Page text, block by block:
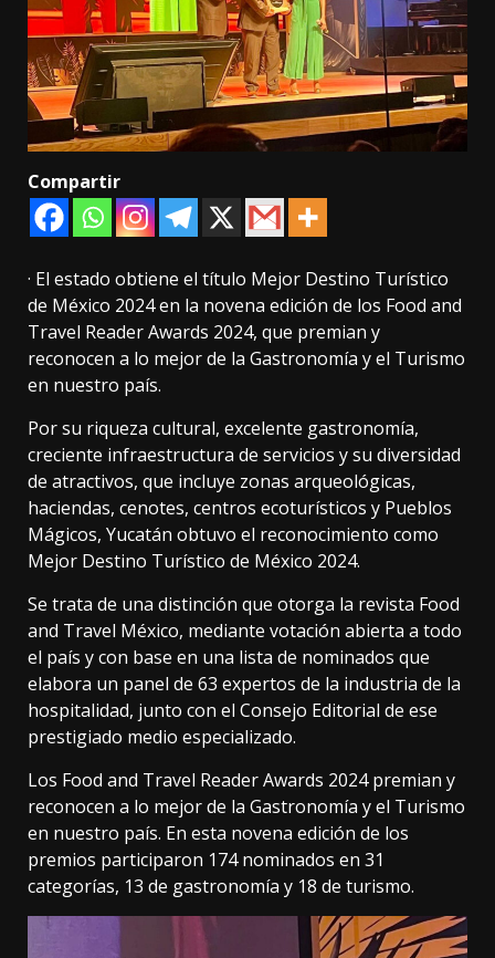
Compartir
· El estado obtiene el título Mejor Destino Turístico
de México 2024 en la novena edición de los Food and
Travel Reader Awards 2024, que premian y
reconocen a lo mejor de la Gastronomía y el Turismo
en nuestro país.
Por su riqueza cultural, excelente gastronomía,
creciente infraestructura de servicios y su diversidad
de atractivos, que incluye zonas arqueológicas,
haciendas, cenotes, centros ecoturísticos y Pueblos
Mágicos, Yucatán obtuvo el reconocimiento como
Mejor Destino Turístico de México 2024.
Se trata de una distinción que otorga la revista Food
and Travel México, mediante votación abierta a todo
el país y con base en una lista de nominados que
elabora un panel de 63 expertos de la industria de la
hospitalidad, junto con el Consejo Editorial de ese
prestigiado medio especializado.
Los Food and Travel Reader Awards 2024 premian y
reconocen a lo mejor de la Gastronomía y el Turismo
en nuestro país. En esta novena edición de los
premios participaron 174 nominados en 31
categorías, 13 de gastronomía y 18 de turismo.